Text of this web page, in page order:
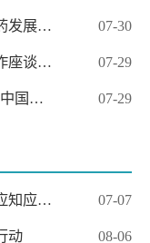
07-30
发展…
07-29
座谈…
07-29
中国…
07-07
知应…
08-06
动